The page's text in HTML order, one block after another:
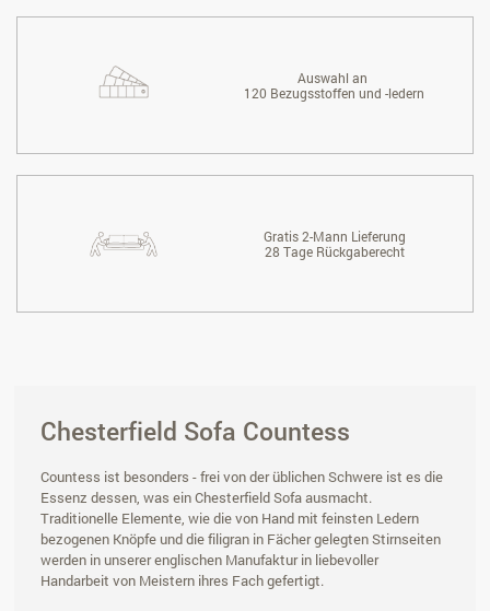
Auswahl an
120 Bezugsstoffen und -ledern
Gratis 2-Mann Lieferung
28 Tage Rückgaberecht
Chesterfield Sofa Countess
Countess ist besonders - frei von der üblichen Schwere ist es die
Essenz dessen, was ein Chesterfield Sofa ausmacht.
Traditionelle Elemente, wie die von Hand mit feinsten Ledern
bezogenen Knöpfe und die filigran in Fächer gelegten Stirnseiten
werden in unserer englischen Manufaktur in liebevoller
Handarbeit von Meistern ihres Fach gefertigt.